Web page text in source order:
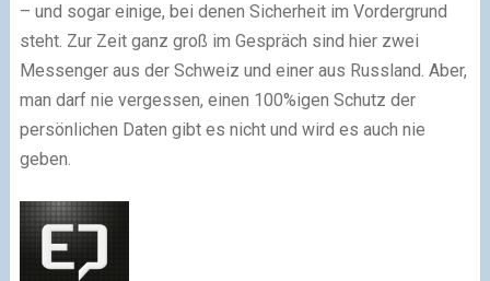
– und sogar einige, bei denen Sicherheit im Vordergrund
steht. Zur Zeit ganz groß im Gespräch sind hier zwei
Messenger aus der Schweiz und einer aus Russland. Aber,
man darf nie vergessen, einen 100%igen Schutz der
persönlichen Daten gibt es nicht und wird es auch nie
geben.